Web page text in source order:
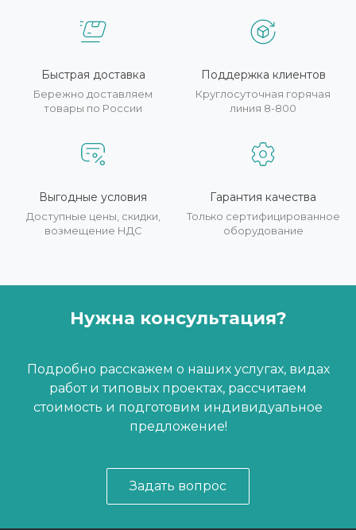
Быстрая доставка
Бережно доставляем
товары по России
Поддержка клиентов
Круглосуточная горячая
линия 8-800
Выгодные условия
Доступные цены, скидки,
возмещение НДС
Гарантия качества
Только сертифицированное
оборудование
Нужна консультация?
Подробно расскажем о наших услугах, видах
работ и типовых проектах, рассчитаем
стоимость и подготовим индивидуальное
предложение!
Задать вопрос